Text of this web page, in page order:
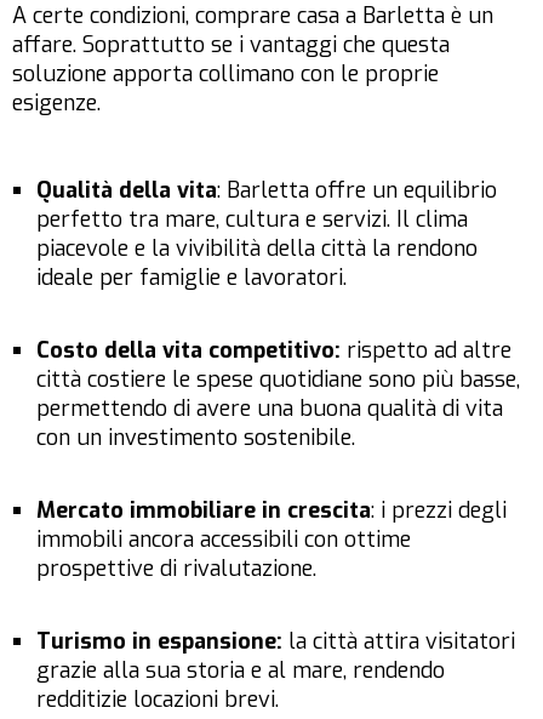
A certe condizioni, comprare casa a Barletta è un
affare. Soprattutto se i vantaggi che questa
soluzione apporta collimano con le proprie
esigenze.
Qualità della vita: Barletta offre un equilibrio
perfetto tra mare, cultura e servizi. Il clima
piacevole e la vivibilità della città la rendono
ideale per famiglie e lavoratori.
Costo della vita competitivo: rispetto ad altre
città costiere le spese quotidiane sono più basse,
permettendo di avere una buona qualità di vita
con un investimento sostenibile.
Mercato immobiliare in crescita: i prezzi degli
immobili ancora accessibili con ottime
prospettive di rivalutazione.
Turismo in espansione: la città attira visitatori
grazie alla sua storia e al mare, rendendo
redditizie locazioni brevi.